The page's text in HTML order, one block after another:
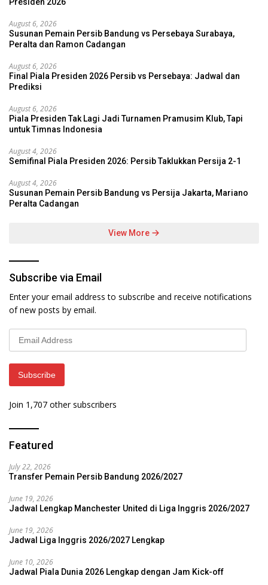
Presiden 2026
August 6, 2026
Susunan Pemain Persib Bandung vs Persebaya Surabaya,
Peralta dan Ramon Cadangan
August 6, 2026
Final Piala Presiden 2026 Persib vs Persebaya: Jadwal dan
Prediksi
August 6, 2026
Piala Presiden Tak Lagi Jadi Turnamen Pramusim Klub, Tapi
untuk Timnas Indonesia
August 4, 2026
Semifinal Piala Presiden 2026: Persib Taklukkan Persija 2-1
August 4, 2026
Susunan Pemain Persib Bandung vs Persija Jakarta, Mariano
Peralta Cadangan
View More
Subscribe via Email
Enter your email address to subscribe and receive notifications
of new posts by email.
Email
Address
Subscribe
Join 1,707 other subscribers
Featured
July 22, 2026
Transfer Pemain Persib Bandung 2026/2027
June 19, 2026
Jadwal Lengkap Manchester United di Liga Inggris 2026/2027
June 19, 2026
Jadwal Liga Inggris 2026/2027 Lengkap
June 10, 2026
Jadwal Piala Dunia 2026 Lengkap dengan Jam Kick-off